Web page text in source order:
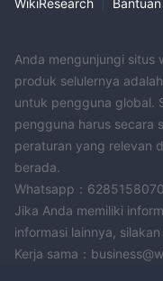
WikiResearch Bantuan
Anda mengunjungi situs
produk selulernya
untuk pengguna global.
pengguna harus secara
peraturan yang relevan
berada.
Whatsapp：
Jika Anda memiliki
informasi lainnya,
Kerja sama：